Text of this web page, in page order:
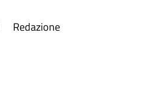
Redazione